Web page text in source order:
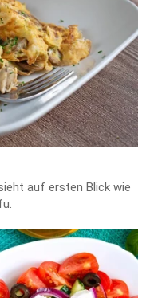
auf ersten Blick wie